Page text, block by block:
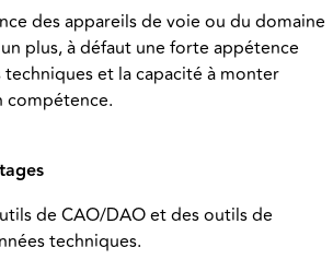
des appareils de voie ou du domaine
plus, à défaut une forte appétence
techniques et la capacité à monter
compétence.
de CAO/DAO et des outils de
techniques.